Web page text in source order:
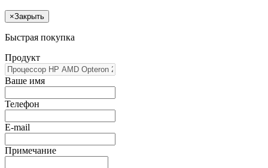
×Закрыть
Быстрая покупка
Продукт
Ваше имя
Телефон
E-mail
Примечание